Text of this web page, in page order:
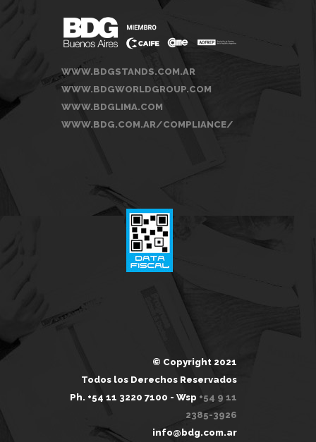
WWW.BDGSTANDS.COM.AR
WWW.BDGWORLDGROUP.COM
WWW.BDGLIMA.COM
WWW.BDG.COM.AR/COMPLIANCE/
© Copyright 2021
Todos los Derechos Reservados
Ph. +54 11 3220 7100 - Wsp +54 9 11
2385-3926
info@bdg.com.ar